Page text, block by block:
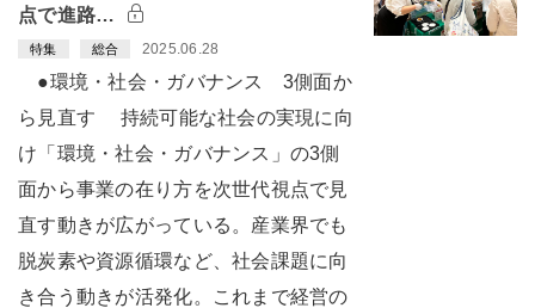
点で進路…
特集 総合 2025.06.28
●環境・社会・ガバナンス 3側面か
ら見直す 持続可能な社会の実現に向
け「環境・社会・ガバナンス」の3側
面から事業の在り方を次世代視点で見
直す動きが広がっている。産業界でも
脱炭素や資源循環など、社会課題に向
き合う動きが活発化。これまで経営の